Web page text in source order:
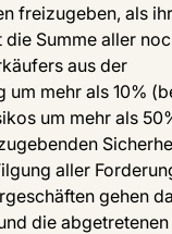
freizugeben, als ihr
Summe aller
aus der
um mehr als 10%
um mehr als
aller
gehen
die